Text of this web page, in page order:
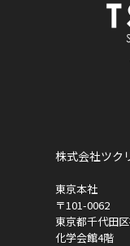
株式会社ツク
東京本社
〒101-0062
東京都千代田
化学会館4階